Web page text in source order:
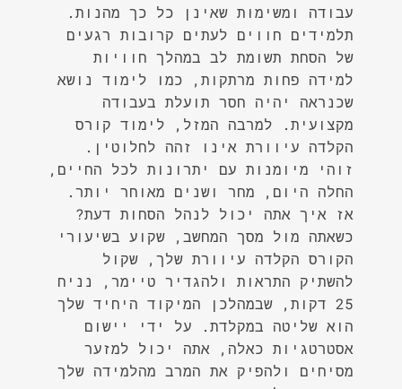
עבודה ומשימות שאינן כל כך מהנות.
תלמידים חווים לעתים קרובות רגעים
של הסחת תשומת לב במהלך חוויות
למידה פחות מרתקות, כמו לימוד נושא
שכנראה יהיה חסר תועלת בעבודה
מקצועית. למרבה המזל, לימוד קורס
הקלדה עיוורת אינו זהה לחלוטין.
זוהי מיומנות עם יתרונות לכל החיים,
החלה היום, מחר ושנים מאוחר יותר.
אז איך אתה יכול לנהל הסחות דעת?
כשאתה מול מסך המחשב, שקוע בשיעורי
הקורס הקלדה עיוורת שלך, שקול
להשתיק התראות ולהגדיר טיימר, נניח
25 דקות, שבמהלכן המיקוד היחיד שלך
הוא שליטה במקלדת. על ידי יישום
אסטרטגיות כאלה, אתה יכול למזער
מסיחים ולהפיק את המרב מהלמידה שלך